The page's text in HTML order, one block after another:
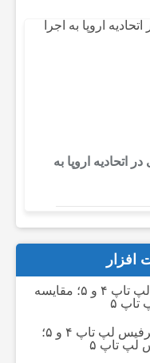
اروپا به
تفاوت سرفیس لپ تاپ ۴ و ۵؛ مقایسه
۵
تفاوت سرفیس لپ تاپ ۴ و ۵؛
لپ تاپ ۵